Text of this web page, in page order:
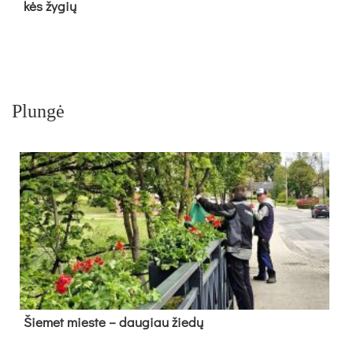
kės žy­gių
Plungė
Šie­met mies­te – dau­giau žie­dų